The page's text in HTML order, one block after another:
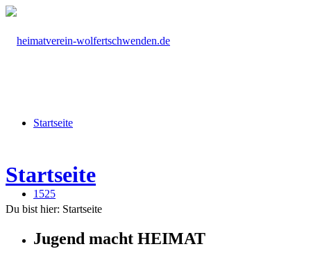
Startseite
1525
Startseite
Du bist hier: Startseite
Jugend macht HEIMAT